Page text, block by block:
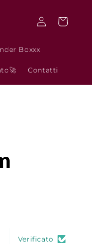
Boxxx
Contatti
Accedi Carrello
Verificato